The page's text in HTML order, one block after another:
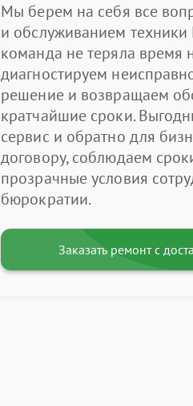
Мы берем на себя все
и обслуживанием
команда не теряла время
диагностируем
решение и возвращаем
кратчайшие сроки.
сервис и обратно для
договору, соблюдаем
прозрачные условия
бюрократии.
Заказать ремонт с